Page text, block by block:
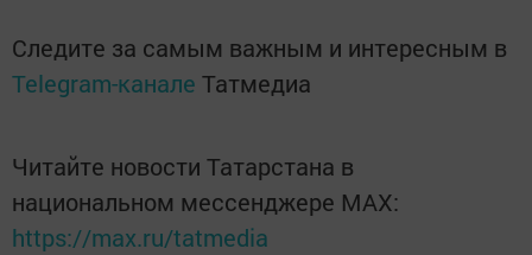
Следите за самым важным и интересным в
Telegram-канале Татмедиа
Читайте новости Татарстана в
национальном мессенджере MАХ:
https://max.ru/tatmedia